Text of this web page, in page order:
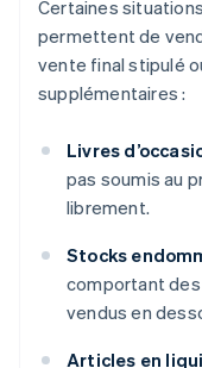
Certaines
permettent de
vente final stipulé
supplémentaires :
Livres
pas soumis au
librement.
Stocks
comportant
vendus en
Articles en